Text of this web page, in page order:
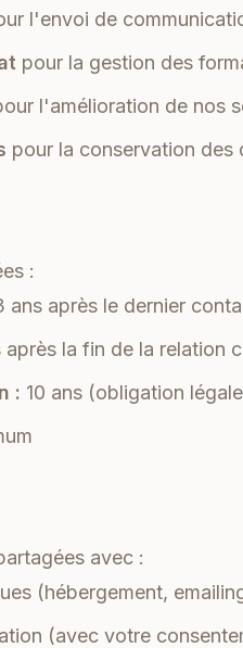
l'envoi de
pour la gestion des
l'amélioration de nos
pour la conservation des
:
ans après le dernier
après la fin de la relation
: 10 ans (obligation
avec :
(hébergement,
(avec votre